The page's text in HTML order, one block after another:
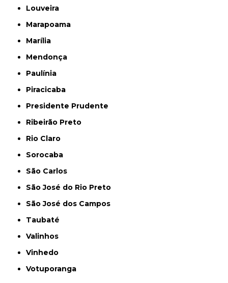
Louveira
Marapoama
Marília
Mendonça
Paulínia
Piracicaba
Presidente Prudente
Ribeirão Preto
Rio Claro
Sorocaba
São Carlos
São José do Rio Preto
São José dos Campos
Taubaté
Valinhos
Vinhedo
Votuporanga